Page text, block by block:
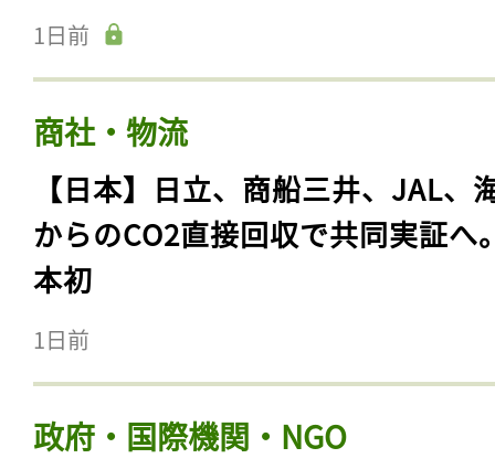
1日前
商社・物流
【日本】日立、商船三井、JAL、
からのCO2直接回収で共同実証へ
本初
1日前
政府・国際機関・NGO